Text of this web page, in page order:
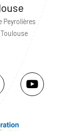
Peyrolières